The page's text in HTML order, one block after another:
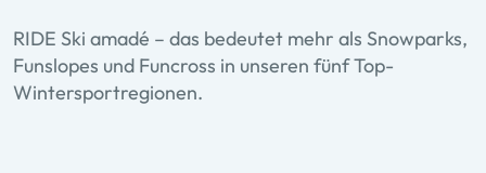
RIDE Ski amadé – das bedeutet mehr als Snowparks,
Funslopes und Funcross in unseren fünf Top-
Wintersportregionen.